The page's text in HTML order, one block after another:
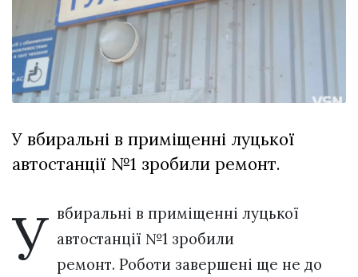
залишив у
Луцьку
три...
27 Липня 2026
782 переглядів
Всі розділи
Лайф
Афіша
Контакти
Політика конфіденційності
У вбиральні в приміщенні луцької
автостанції №1 зробили ремонт.
У вбиральні в приміщенні луцької
автостанції №1 зробили
ремонт. Роботи завершені ще не до